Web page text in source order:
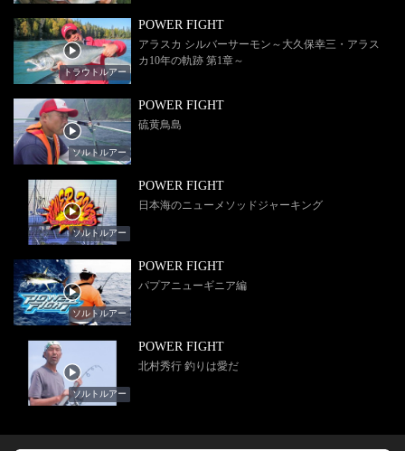
トラウトルアー
POWER FIGHT
アラスカ シルバーサーモン～大久保幸三・アラス
カ10年の軌跡 第1章～
ソルトルアー
POWER FIGHT
硫黄鳥島
ソルトルアー
POWER FIGHT
日本海のニューメソッドジャーキング
ソルトルアー
POWER FIGHT
パプアニューギニア編
ソルトルアー
POWER FIGHT
北村秀行 釣りは愛だ